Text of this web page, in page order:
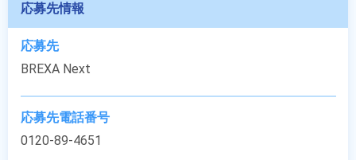
応募先情報
応募先
BREXA Next
応募先電話番号
0120-89-4651